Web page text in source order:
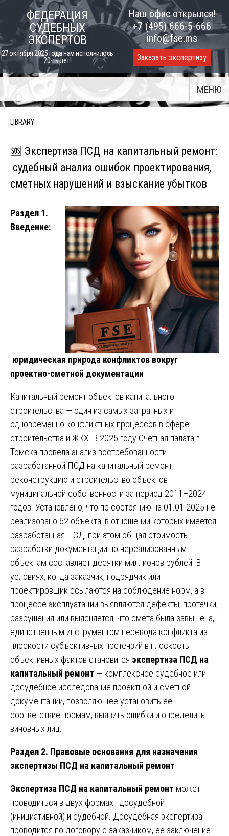
content
ФЕДЕРАЦИЯ
СУДЕБНЫХ
ЭКСПЕРТОВ
27 октября 2025 года нам исполнилось
20-ть лет!
Наш офис открылся!
+7 (495) 666-5-666
info@fse.ms
Заказать экспертизу
МЕНЮ
LIBRARY
🆘 Экспертиза ПСД на капитальный ремонт:
судебный анализ ошибок проектирования,
сметных нарушений и взыскание убытков
Раздел 1.
Введение:
юридическая природа конфликтов вокруг
проектно-сметной документации
Капитальный ремонт объектов капитального
строительства — один из самых затратных и
одновременно конфликтных процессов в сфере
строительства и ЖКХ. В 2025 году Счетная палата г.
Томска провела анализ востребованности
разработанной ПСД на капитальный ремонт,
реконструкцию и строительство объектов
муниципальной собственности за период 2011–2024
годов. Установлено, что по состоянию на 01.01.2025 не
реализовано 62 объекта, в отношении которых имеется
разработанная ПСД, при этом общая стоимость
разработки документации по нереализованным
объектам составляет десятки миллионов рублей. В
условиях, когда заказчик, подрядчик или
проектировщик ссылаются на соблюдение норм, а в
процессе эксплуатации выявляются дефекты, протечки,
разрушения или выясняется, что смета была завышена,
единственным инструментом перевода конфликта из
плоскости субъективных претензий в плоскость
объективных фактов становится экспертиза ПСД на
капитальный ремонт — комплексное судебное или
досудебное исследование проектной и сметной
документации, позволяющее установить её
соответствие нормам, выявить ошибки и определить
виновных лиц.
Раздел 2. Правовые основания для назначения
экспертизы ПСД на капитальный ремонт
Экспертиза ПСД на капитальный ремонт может
проводиться в двух формах: досудебной
(инициативной) и судебной. Досудебная экспертиза
проводится по договору с заказчиком, её заключение